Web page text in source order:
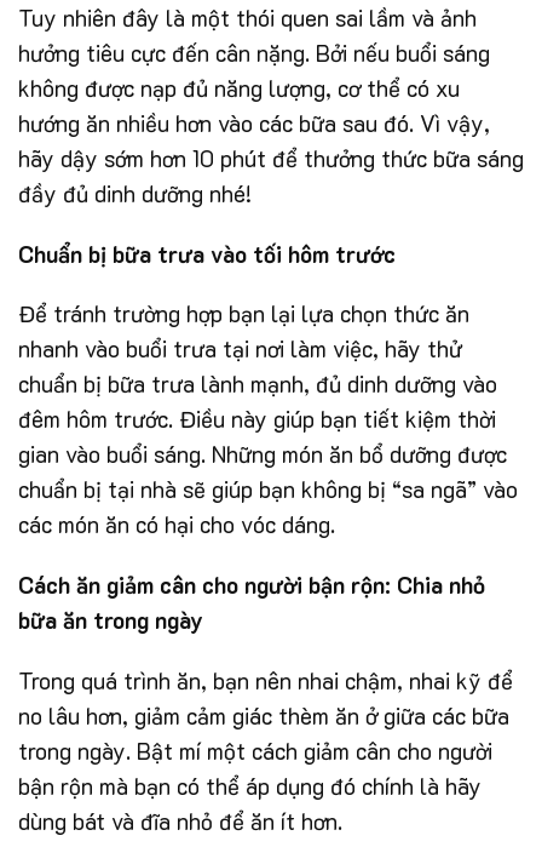
Tuy nhiên đây là một thói quen sai lầm và ảnh
hưởng tiêu cực đến cân nặng. Bởi nếu buổi sáng
không được nạp đủ năng lượng, cơ thể có xu
hướng ăn nhiều hơn vào các bữa sau đó. Vì vậy,
hãy dậy sớm hơn 10 phút để thưởng thức bữa sáng
đầy đủ dinh dưỡng nhé!
Chuẩn bị bữa trưa vào tối hôm trước
Để tránh trường hợp bạn lại lựa chọn thức ăn
nhanh vào buổi trưa tại nơi làm việc, hãy thử
chuẩn bị bữa trưa lành mạnh, đủ dinh dưỡng vào
đêm hôm trước. Điều này giúp bạn tiết kiệm thời
gian vào buổi sáng. Những món ăn bổ dưỡng được
chuẩn bị tại nhà sẽ giúp bạn không bị “sa ngã” vào
các món ăn có hại cho vóc dáng.
Cách ăn giảm cân cho người bận rộn: Chia nhỏ
bữa ăn trong ngày
Trong quá trình ăn, bạn nên nhai chậm, nhai kỹ để
no lâu hơn, giảm cảm giác thèm ăn ở giữa các bữa
trong ngày. Bật mí một cách giảm cân cho người
bận rộn mà bạn có thể áp dụng đó chính là hãy
dùng bát và đĩa nhỏ để ăn ít hơn.